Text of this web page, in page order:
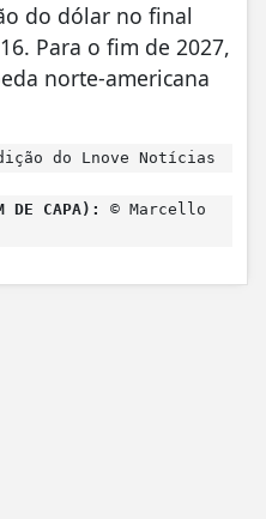
do dólar no final
Para o fim de 2027,
norte-americana
do Lnove Notícias
DE CAPA):
© Marcello